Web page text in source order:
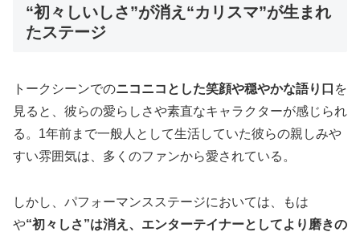
“初々しいしさ”が消え“カリスマ”が生まれ
たステージ
トークシーンでのニコニコとした笑顔や穏やかな語り口 を
見ると、彼らの愛らしさや素直なキャラクターが感じられ
る。1年前まで一般人として生活していた彼らの親しみや
すい雰囲気は、多くのファンから愛されている。
しかし、パフォーマンスステージにおいては、もは
や“初々しさ”は消え、エンターテイナーとしてより磨きの